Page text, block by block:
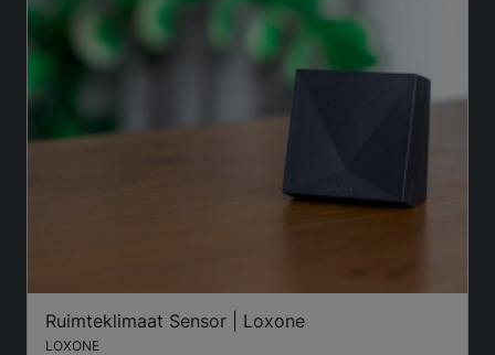
Ruimteklimaat Sensor | Loxone
LOXONE